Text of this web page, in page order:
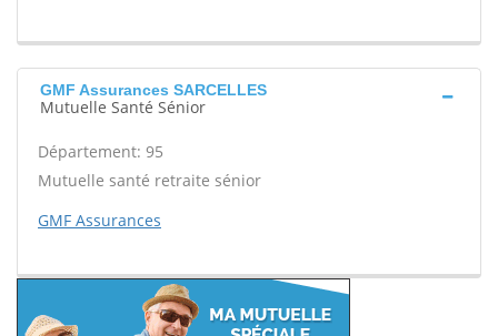
GMF Assurances SARCELLES
Mutuelle Santé Sénior
Département: 95
Mutuelle santé retraite sénior
GMF Assurances